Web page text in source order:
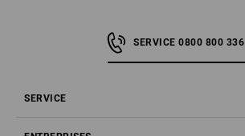
SERVICE 0800 800 336
SERVICE